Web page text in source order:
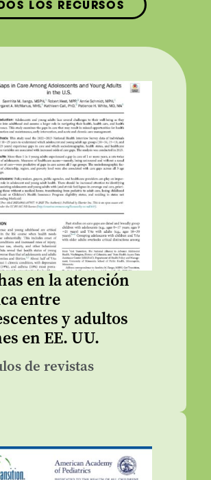
LOS RECURSOS
en la atención
entre
y adultos
en EE. UU.
de revistas